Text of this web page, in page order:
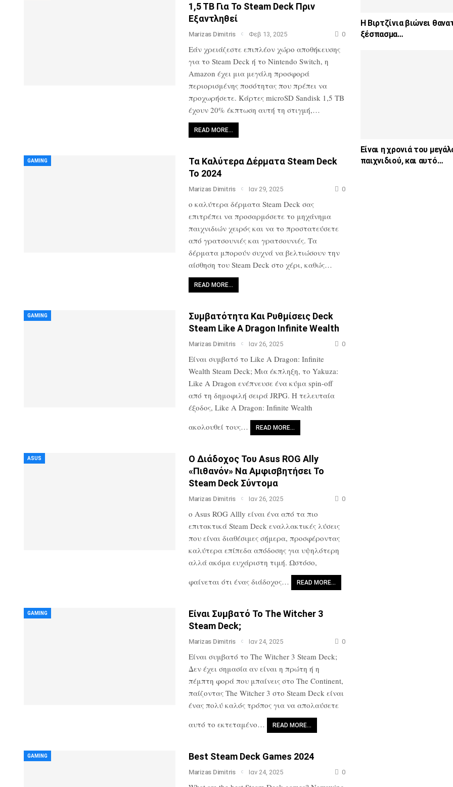
1,5 TB Για Το Steam Deck Πριν
Εξαντληθεί
Marizas Dimitris Φεβ 13, 2025 0
Εάν χρειάζεστε επιπλέον χώρο αποθήκευσης
για το Steam Deck ή το Nintendo Switch, η
Amazon έχει μια μεγάλη προσφορά
περιορισμένης ποσότητας που πρέπει να
προχωρήσετε. Κάρτες microSD Sandisk 1,5 TB
έχουν 20% έκπτωση αυτή τη στιγμή,…
READ MORE…
GAMING
Τα Καλύτερα Δέρματα Steam Deck
Το 2024
Marizas Dimitris Ιαν 29, 2025 0
ο καλύτερα δέρματα Steam Deck σας
επιτρέπει να προσαρμόσετε το μηχάνημα
παιχνιδιών χειρός και να το προστατεύσετε
από γρατσουνιές και γρατσουνιές. Τα
δέρματα μπορούν συχνά να βελτιώσουν την
αίσθηση του Steam Deck στο χέρι, καθώς…
READ MORE…
GAMING
Συμβατότητα Και Ρυθμίσεις Deck
Steam Like A Dragon Infinite Wealth
Marizas Dimitris Ιαν 26, 2025 0
Είναι συμβατό το Like A Dragon: Infinite
Wealth Steam Deck; Μια έκπληξη, το Yakuza:
Like A Dragon ενέπνευσε ένα κύμα spin-off
από τη δημοφιλή σειρά JRPG. Η τελευταία
έξοδος, Like A Dragon: Infinite Wealth
ακολουθεί τους…
READ MORE…
ASUS
Ο Διάδοχος Του Asus ROG Ally
«πιθανόν» Να Αμφισβητήσει Το
Steam Deck Σύντομα
Marizas Dimitris Ιαν 26, 2025 0
ο Asus ROG Allly είναι ένα από τα πιο
επιτακτικά Steam Deck εναλλακτικές λύσεις
που είναι διαθέσιμες σήμερα, προσφέροντας
καλύτερα επίπεδα απόδοσης για υψηλότερη
αλλά ακόμα ευχάριστη τιμή. Ωστόσο,
φαίνεται ότι ένας διάδοχος…
READ MORE…
GAMING
Είναι Συμβατό Το The Witcher 3
Steam Deck;
Marizas Dimitris Ιαν 24, 2025 0
Είναι συμβατό το The Witcher 3 Steam Deck;
Δεν έχει σημασία αν είναι η πρώτη ή η
πέμπτη φορά που μπαίνεις στο The Continent,
παίζοντας The Witcher 3 στο Steam Deck είναι
ένας πολύ καλός τρόπος για να απολαύσετε
αυτό το εκτεταμένο…
READ MORE…
GAMING Best Steam Deck Games 2024
Marizas Dimitris Ιαν 24, 2025 0
Η Βιρτζίνια βιώνει
ξέσπασμα…
Είναι η χρονιά του
παιχνιδιού, και αυτό…